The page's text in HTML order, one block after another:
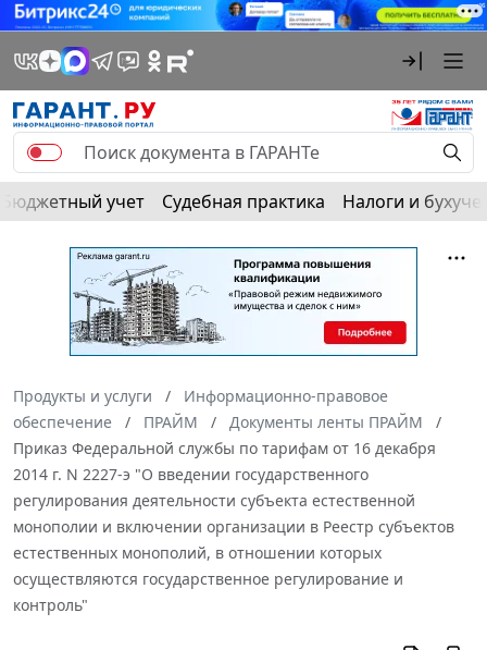
Бюджетный учет Судебная практика Налоги и
Продукты и услуги
Информационно-правовое
обеспечение
ПРАЙМ
Документы ленты ПРАЙМ
Приказ Федеральной службы по тарифам от 16 декабря
2014 г. N 2227-э "О введении государственного
регулирования деятельности субъекта естественной
монополии и включении организации в Реестр субъектов
естественных монополий, в отношении которых
осуществляются государственное регулирование и
контроль"